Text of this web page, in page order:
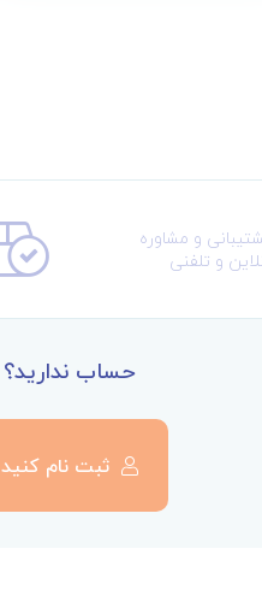
و مشاوره
و تلفنی
حساب ندارید؟
ثبت نام کنید